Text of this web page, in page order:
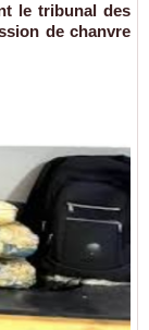
le tribunal des
de chanvre